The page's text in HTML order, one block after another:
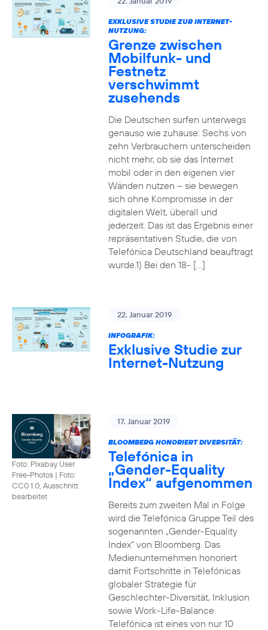
EXKLUSIVE STUDIE ZUR INTERNET-
NUTZUNG:
Grenze zwischen
Mobilfunk- und
Festnetz
verschwimmt
zusehends
Die Deutschen surfen unterwegs
genauso wie zuhause: Sechs von
zehn Verbrauchern unterscheiden
nicht mehr, ob sie das Internet
mobil oder in den eigenen vier
Wänden nutzen – sie bewegen
sich ohne Kompromisse in der
digitalen Welt, überall und
jederzeit. Das ist das Ergebnis einer
repräsentativen Studie, die von
Telefónica Deutschland beauftragt
wurde.1) Bei den 18- […]
22. Januar 2019
INFOGRAFIK:
Exklusive Studie zur
Internet-Nutzung
Foto: Pixabay User
Free-Photos | Foto:
CC0 1.0, Ausschnitt
bearbeitet
17. Januar 2019
BLOOMBERG HONORIERT DIVERSITÄT:
Telefónica in
„Gender-Equality
Index“ aufgenommen
Bereits zum zweiten Mal in Folge
wird die Telefónica Gruppe Teil des
sogenannten „Gender-Equality
Index“ von Bloomberg. Das
Medienunternehmen honoriert
damit Fortschritte in Telefónicas
globaler Strategie für
Geschlechter-Diversität, Inklusion
sowie Work-Life-Balance.
Telefónica ist eines von nur 10